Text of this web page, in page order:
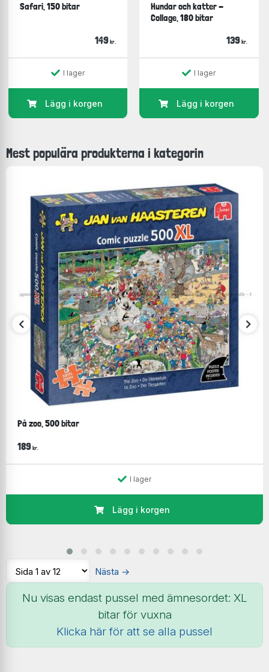
Safari, 150 bitar
149 kr.
I lager
Lägg i korgen
Hundar och katter -
Collage, 180 bitar
139 kr.
I lager
Lägg i korgen
Mest populära produkterna i kategorin
På zoo, 500 bitar
189 kr.
I lager
Lägg i korgen
Nästa →
Nu visas endast pussel med ämnesordet: XL
bitar för vuxna
Klicka här för att se alla pussel